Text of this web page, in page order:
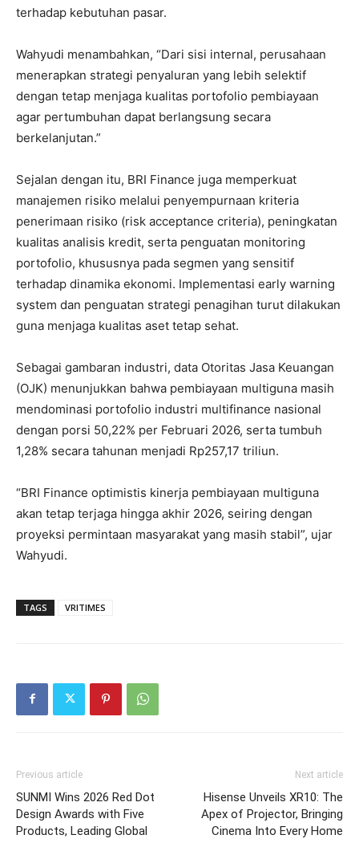
terhadap kebutuhan pasar.
Wahyudi menambahkan, “Dari sisi internal, perusahaan
menerapkan strategi penyaluran yang lebih selektif
dengan tetap menjaga kualitas portofolio pembiayaan
agar pertumbuhan dapat berlangsung secara
berkelanjutan.”
Sejalan dengan itu, BRI Finance juga memperkuat
manajemen risiko melalui penyempurnaan kriteria
penerimaan risiko (risk acceptance criteria), peningkatan
kualitas analisis kredit, serta penguatan monitoring
portofolio, khususnya pada segmen yang sensitif
terhadap dinamika ekonomi. Implementasi early warning
system dan penguatan strategi penagihan turut dilakukan
guna menjaga kualitas aset tetap sehat.
Sebagai gambaran industri, data Otoritas Jasa Keuangan
(OJK) menunjukkan bahwa pembiayaan multiguna masih
mendominasi portofolio industri multifinance nasional
dengan porsi 50,22% per Februari 2026, serta tumbuh
1,28% secara tahunan menjadi Rp257,17 triliun.
“BRI Finance optimistis kinerja pembiayaan multiguna
akan tetap terjaga hingga akhir 2026, seiring dengan
proyeksi permintaan masyarakat yang masih stabil”, ujar
Wahyudi.
TAGS VRITIMES
Previous article
SUNMI Wins 2026 Red Dot
Design Awards with Five
Products, Leading Global
Next article
Hisense Unveils XR10: The
Apex of Projector, Bringing
Cinema Into Every Home